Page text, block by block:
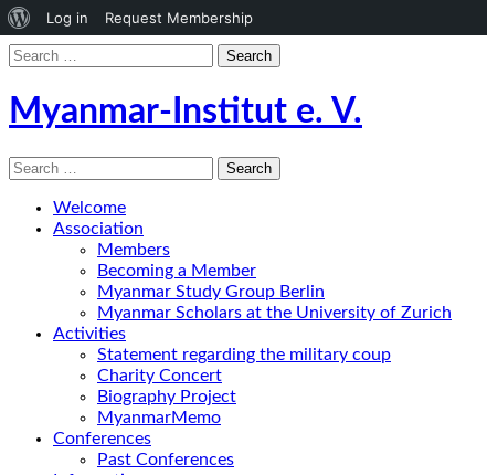
Search
Myanmar-Institut e. V.
Search
Welcome
Association
Members
Becoming a Member
Myanmar Study Group Berlin
Myanmar Scholars at the University of Zurich
Activities
Statement regarding the military coup
Charity Concert
Biography Project
MyanmarMemo
Conferences
Past Conferences
About
WordPress
Log in Request Membership